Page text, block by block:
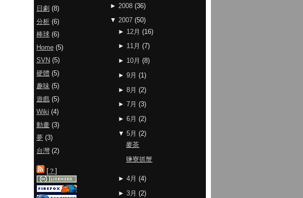
► 2008 (36)
▼ 2007 (50)
► 12月 (16)
► 11月 (7)
► 10月 (8)
► 9月 (1 )
► 8月 (2)
► 7月 (3)
► 6月 (2)
▼ 5月 (2)
麥茶
鹽寮抓蟹
► 4月 (4)
► 3月 (2)
日劇 (8)
分析 (6)
棒球 (6)
Home (5)
SVN (5)
硬體 (5)
趣味 (5)
遊戲 (5)
Wiki (4)
動畫 (3)
夢 (3)
台灣 (2)
[ ？ ]